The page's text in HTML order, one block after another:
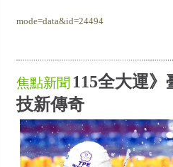
mode=data&id=24494
焦點新聞 115全大運
技新傳奇